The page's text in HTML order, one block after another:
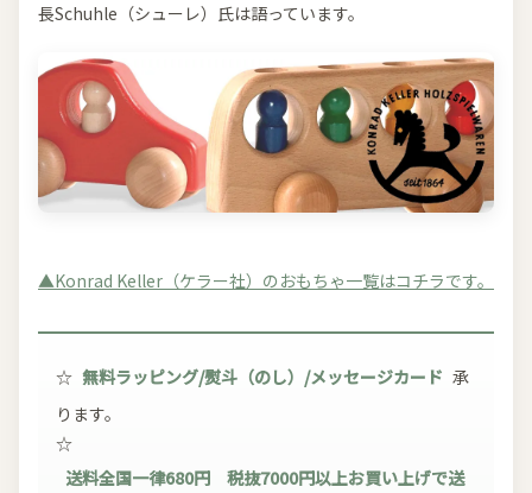
長Schuhle（シューレ）氏は語っています。
▲Konrad Keller（ケラー社）のおもちゃ一覧はコチラです。
☆ 無料ラッピング/熨斗（のし）/メッセージカード 承
ります。
☆
送料全国一律680円 税抜7000円以上お買い上げで送